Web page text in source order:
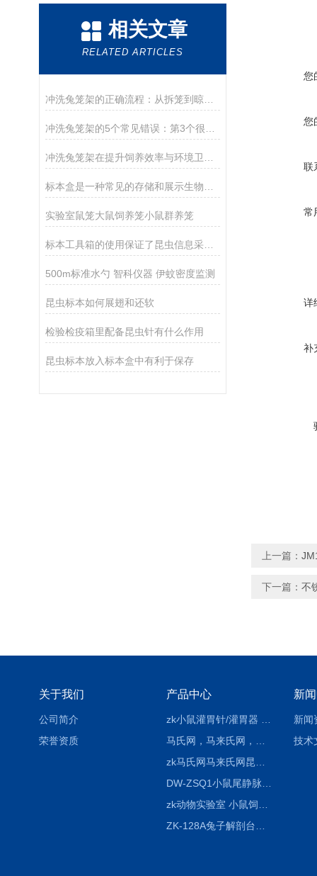
相关文章
RELATED ARTICLES
冲洗兔笼架的正确流程：从拆笼到晾干，一步都不能省
实验室鼠笼大鼠饲养笼小鼠群养笼
500m标准水勺 智科仪器 伊蚊密度监测
昆虫标本如何展翅和还软
检验检疫箱里配备昆虫针有什么作用
昆虫标本放入标本盒中有利于保存
您
您
联
常
详
补
上一篇：
下一篇： 不
关于我们
公司简介
荣誉资质
产品中心 新
新闻
技术